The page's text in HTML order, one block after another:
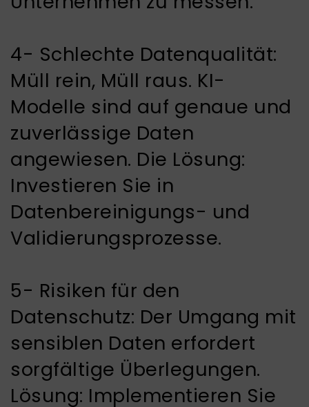
4- Schlechte Datenqualität:
Müll rein, Müll raus. KI-
Modelle sind auf genaue und
zuverlässige Daten
angewiesen. Die Lösung:
Investieren Sie in
Datenbereinigungs- und
Validierungsprozesse.
5- Risiken für den
Datenschutz: Der Umgang mit
sensiblen Daten erfordert
sorgfältige Überlegungen.
Lösung: Implementieren Sie